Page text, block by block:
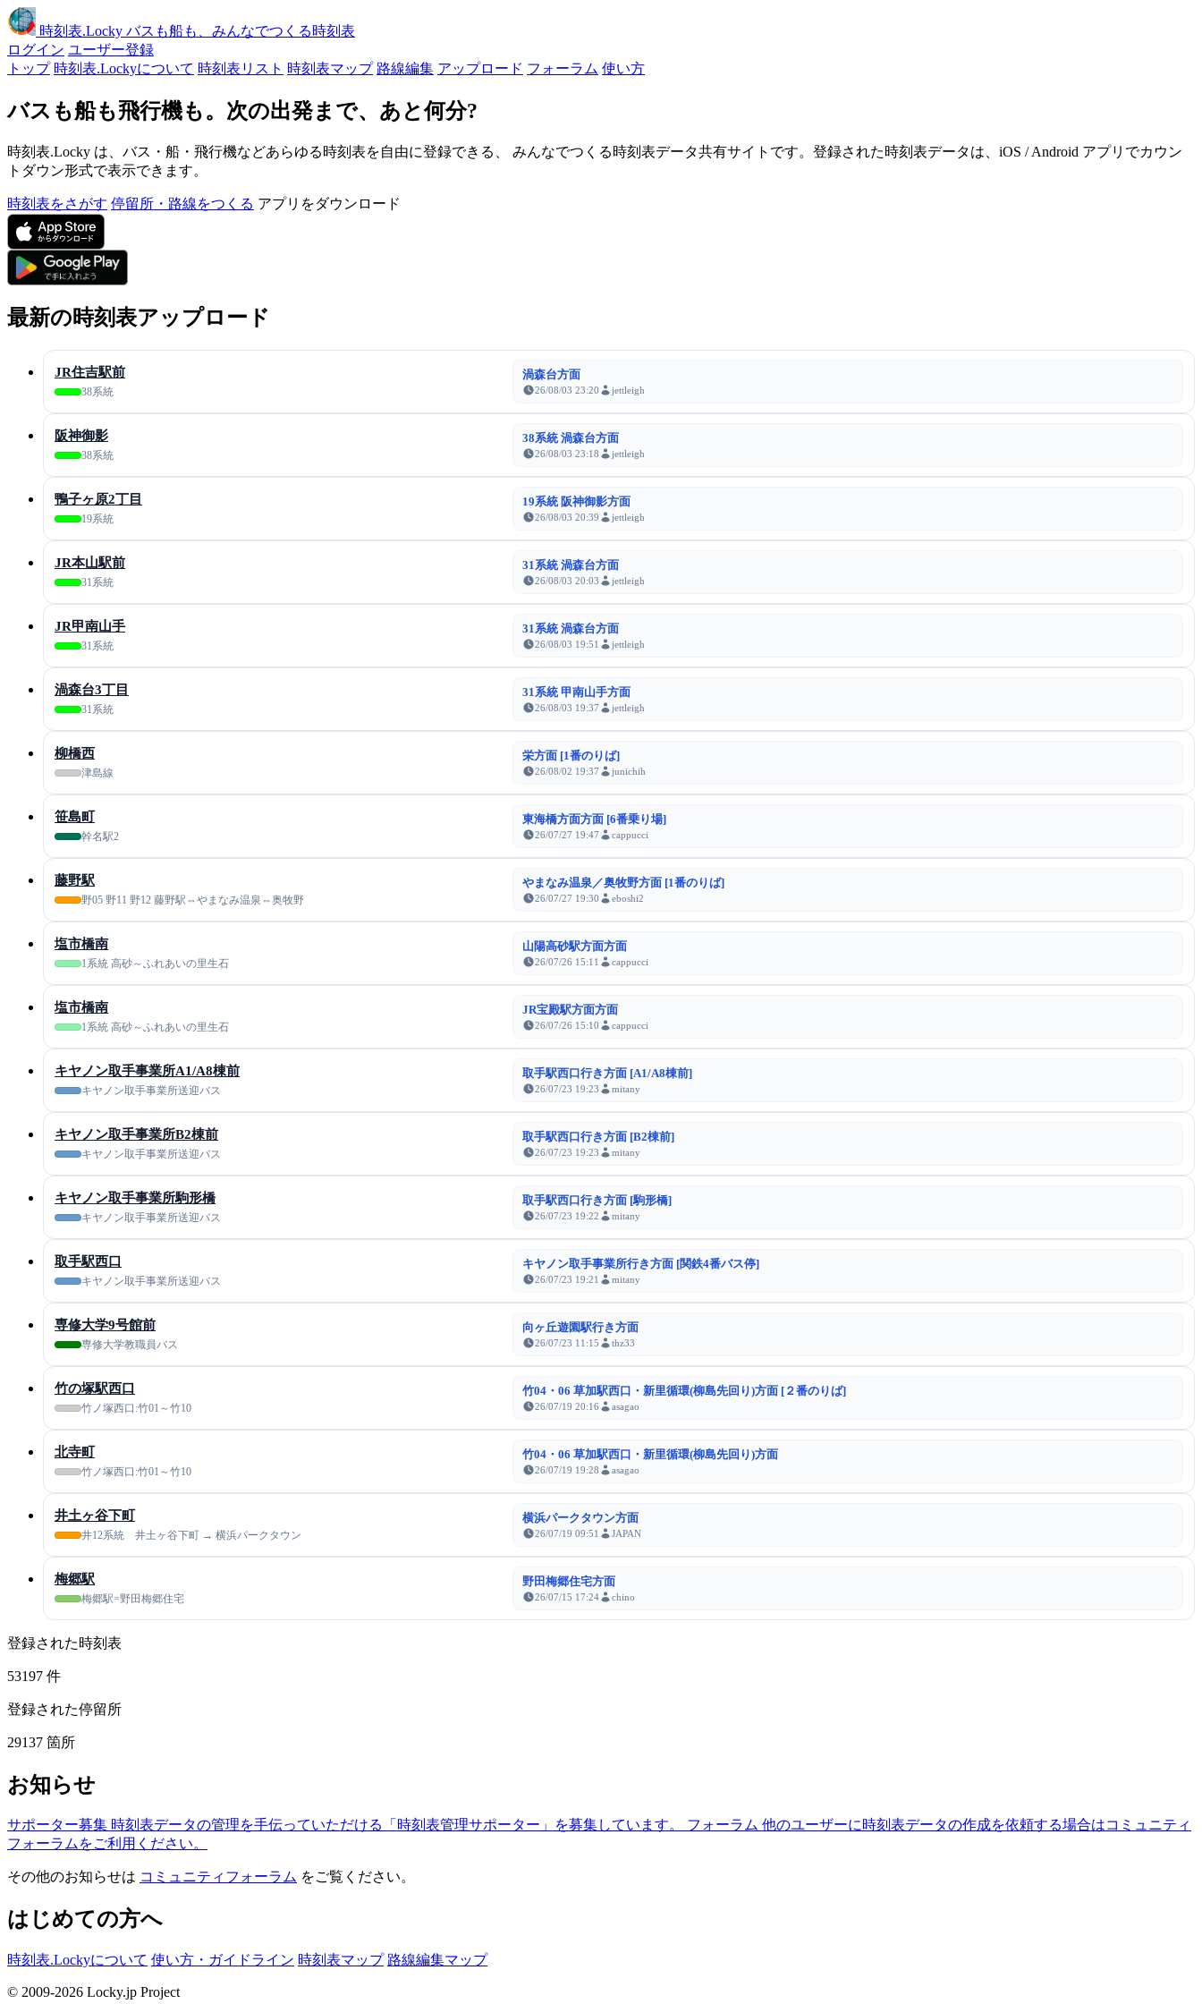
時刻表.Locky バスも船も、みんなでつくる時刻表
ログイン ユーザー登録
トップ 時刻表.Lockyについて 時刻表リスト 時刻表マップ 路線編集 アップロード フォーラム 使い方
バスも船も飛行機も。次の出発まで、あと何分?
時刻表.Locky は、バス・船・飛行機などあらゆる時刻表を自由に登録できる、 みんなでつくる時刻表データ共有サイトです。登録された時刻表データは、iOS / Android アプリでカウン
トダウン形式で表示できます。
時刻表をさがす 停留所・路線をつくる アプリをダウンロード
最新の時刻表アップロード
JR住吉駅前
38系統
渦森台方面
26/08/03 23:20 jettleigh
阪神御影
38系統
38系統 渦森台方面
26/08/03 23:18 jettleigh
鴨子ヶ原2丁目
19系統
19系統 阪神御影方面
26/08/03 20:39 jettleigh
JR本山駅前
31系統
31系統 渦森台方面
26/08/03 20:03 jettleigh
JR甲南山手
31系統
31系統 渦森台方面
26/08/03 19:51 jettleigh
渦森台3丁目
31系統
31系統 甲南山手方面
26/08/03 19:37 jettleigh
柳橋西
津島線
栄方面 [1番のりば]
26/08/02 19:37 junichih
笹島町
幹名駅2
東海橋方面方面 [6番乗り場]
26/07/27 19:47 cappucci
藤野駅
野05 野11 野12 藤野駅⇔やまなみ温泉⇔奥牧野
やまなみ温泉／奥牧野方面 [1番のりば]
26/07/27 19:30 eboshi2
塩市橋南
1系統 高砂～ふれあいの里生石
山陽高砂駅方面方面
26/07/26 15:11 cappucci
塩市橋南
1系統 高砂～ふれあいの里生石
JR宝殿駅方面方面
26/07/26 15:10 cappucci
キヤノン取手事業所A1/A8棟前
キヤノン取手事業所送迎バス
取手駅西口行き方面 [A1/A8棟前]
26/07/23 19:23 mitany
キヤノン取手事業所B2棟前
キヤノン取手事業所送迎バス
取手駅西口行き方面 [B2棟前]
26/07/23 19:23 mitany
キヤノン取手事業所駒形橋
キヤノン取手事業所送迎バス
取手駅西口行き方面 [駒形橋]
26/07/23 19:22 mitany
取手駅西口
キヤノン取手事業所送迎バス
キヤノン取手事業所行き方面 [関鉄4番バス停]
26/07/23 19:21 mitany
専修大学9号館前
専修大学教職員バス
向ヶ丘遊園駅行き方面
26/07/23 11:15 thz33
竹の塚駅西口
竹ノ塚西口:竹01～竹10
竹04・06 草加駅西口・新里循環(柳島先回り)方面 [２番のりば]
26/07/19 20:16 asagao
北寺町
竹ノ塚西口:竹01～竹10
竹04・06 草加駅西口・新里循環(柳島先回り)方面
26/07/19 19:28 asagao
井土ヶ谷下町
井12系統 井土ヶ谷下町 → 横浜パークタウン
横浜パークタウン方面
26/07/19 09:51 JAPAN
梅郷駅
梅郷駅=野田梅郷住宅
野田梅郷住宅方面
26/07/15 17:24 chino
登録された時刻表
53197 件
登録された停留所
29137 箇所
お知らせ
サポーター募集 時刻表データの管理を手伝っていただける「時刻表管理サポーター」を募集しています。 フォーラム 他のユーザーに時刻表データの作成を依頼する場合はコミュニティ
フォーラムをご利用ください。
その他のお知らせは コミュニティフォーラム をご覧ください。
はじめての方へ
時刻表.Lockyについて 使い方・ガイドライン 時刻表マップ 路線編集マップ
© 2009-2026 Locky.jp Project